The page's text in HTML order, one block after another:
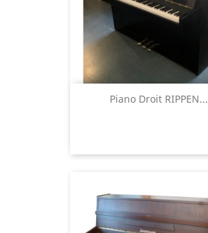
Piano Droit RIPPEN...